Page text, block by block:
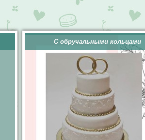
С обручальными кольцами